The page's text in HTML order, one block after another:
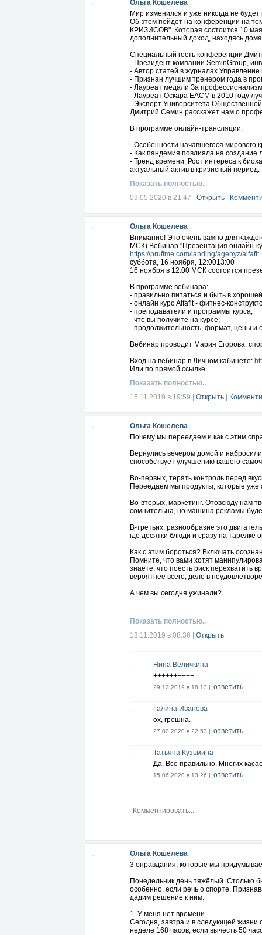
ожирение
Определенные вирусы могут
Потенциальный дефицит витамина D
Недостаток солнца
солнцезащитный крем
более темная кожа
Мальабсорбция
грудное вскармливание
беременность
старение
зима
кортизол
Ольга Кошелева
Мир изменился и уже никогда не
Об этом пойдет на конференции
КРИЗИСОВ". Которая состоится 10
дополнительный доход, находясь
Специальный гость конференции
- Президент компании SeminGroup,
- Автор статей в журналах
- Признан лучшим тренером года в
- Лауреат медали За
- Лауреат Оскара ЕАСМ в 2010 году
- Эксперт Университета
Дмитрий Семин расскажет нам о
В программе онлайн-трансляции:
- Особенности начавшегося мирового
- Как пандемия повлияла на
- Тренд времени. Рост интереса к
актуальный актив в кризисный период.
- Что делать, если был неудачный
- Как развить свое дело сидя дома.
- Интервью с предпринимателями
НравитсяПоказать список оценивших
Комментарий
Показать полностью..
09.05.2020 в 21:47
Открыть
Ольга Кошелева
Внимание! Это очень важно для
МСК) Вебинар "Презентация онлайн-
https://pruffme.com/landing/agenyz/alfafit
суббота, 16 ноября, 12:0013:00
16 ноября в 12.00 МСК состоится
В программе вебинара:
- правильно питаться и быть в
- онлайн курс Alfafit - фитнес-
- преподаватели и программы курса;
- что вы получите на курсе;
- продолжительность, формат, цены и
Вебинар проводит Мария Егорова,
Вход на вебинар в Личном кабинете:
Или по прямой ссылке
Показать полностью..
15.11.2019 в 19:59
Открыть
Ольга Кошелева
Почему мы переедаем и как с этим
Вернулись вечером домой и
способствует улучшению вашего
Во-первых, терять контроль перед
Переедаем мы продукты, которые уже
Во-вторых, маркетинг. Отовсюду нам
сомнительна, но машина рекламы
В-третьих, разнообразие это
где десятки блюди и сразу на
Как с этим бороться? Включать
Помните, что вами хотят
знаете, что поесть риск перехватить
вероятнее всего, дело в
А чем вы сегодня ужинали?
Показать полностью..
13.11.2019 в 08:36
Открыть
Нина Величкина
++++++++++
29.12.2019 в 18:13 | ответить
Галина Иванова
ох, грешна.
27.02.2020 в 22:53 | ответить
Татьяна Кузьмина
Да. Все правильно. Многих
15.06.2020 в 13:26 | ответить
Ольга Кошелева
3 оправдания, которые мы
Понедельник день тяжёлый. Столько
особенно, если речь о спорте.
дадим решение к ним.
1. У меня нет времени
Сегодня, завтра и в следующей жизни
неделе 168 часов, если вычесть 50